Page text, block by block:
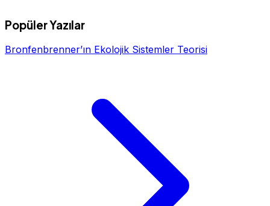
Popüler Yazılar
Bronfenbrenner’ın Ekolojik Sistemler Teorisi